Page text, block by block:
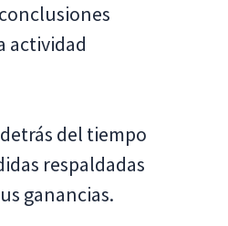
actividad
del tiempo
respaldadas
ganancias.